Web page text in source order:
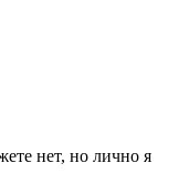
нет, но лично я